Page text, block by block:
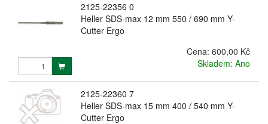
2125-22356 0
Heller SDS-max 12 mm 550 / 690 mm Y-
Cutter Ergo
Cena: 600,00 Kč
Skladem: Ano
2125-22360 7
Heller SDS-max 15 mm 400 / 540 mm Y-
Cutter Ergo